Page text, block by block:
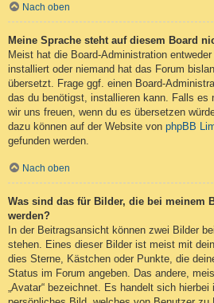
Nach oben
Meine Sprache steht auf diesem Board
Meist hat die Board-Administration
installiert oder niemand hat das Forum
übersetzt. Frage ggf. einen Board-
das du benötigst, installieren kann. Falls es
wir uns freuen, wenn du es übersetzen
dazu können auf der Website von phpBB
gefunden werden.
Nach oben
Was sind das für Bilder, die bei meinem
werden?
In der Beitragsansicht können zwei Bilder
stehen. Eines dieser Bilder ist meist mit
dies Sterne, Kästchen oder Punkte, die
Status im Forum angeben. Das andere,
„Avatar“ bezeichnet. Es handelt sich